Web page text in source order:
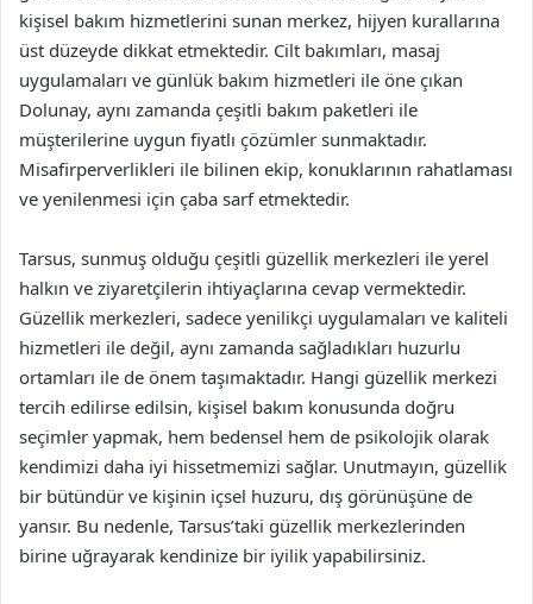
kişisel bakım hizmetlerini sunan merkez, hijyen kurallarına
üst düzeyde dikkat etmektedir. Cilt bakımları, masaj
uygulamaları ve günlük bakım hizmetleri ile öne çıkan
Dolunay, aynı zamanda çeşitli bakım paketleri ile
müşterilerine uygun fiyatlı çözümler sunmaktadır.
Misafirperverlikleri ile bilinen ekip, konuklarının rahatlaması
ve yenilenmesi için çaba sarf etmektedir.
Tarsus, sunmuş olduğu çeşitli güzellik merkezleri ile yerel
halkın ve ziyaretçilerin ihtiyaçlarına cevap vermektedir.
Güzellik merkezleri, sadece yenilikçi uygulamaları ve kaliteli
hizmetleri ile değil, aynı zamanda sağladıkları huzurlu
ortamları ile de önem taşımaktadır. Hangi güzellik merkezi
tercih edilirse edilsin, kişisel bakım konusunda doğru
seçimler yapmak, hem bedensel hem de psikolojik olarak
kendimizi daha iyi hissetmemizi sağlar. Unutmayın, güzellik
bir bütündür ve kişinin içsel huzuru, dış görünüşüne de
yansır. Bu nedenle, Tarsus’taki güzellik merkezlerinden
birine uğrayarak kendinize bir iyilik yapabilirsiniz.